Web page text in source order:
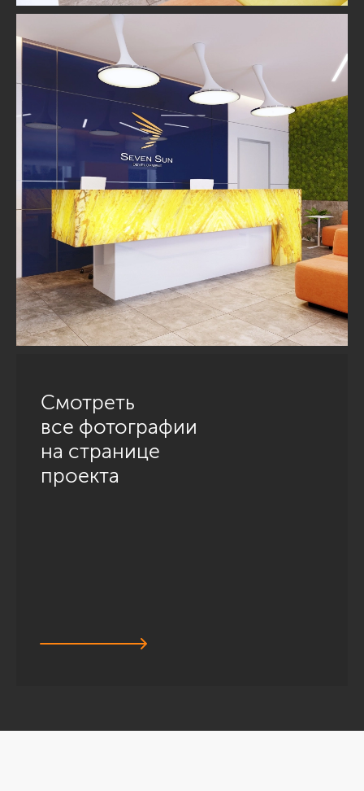
Смотреть
все фотографии
на странице
проекта